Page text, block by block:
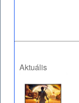
Aktuális